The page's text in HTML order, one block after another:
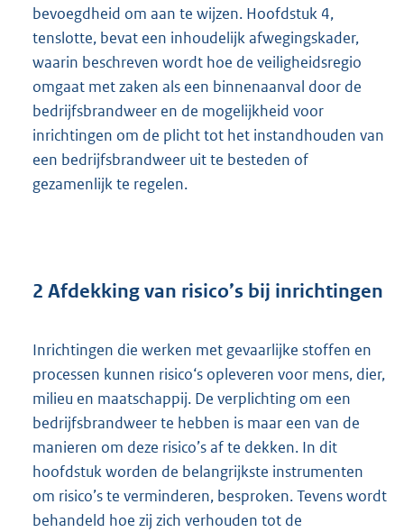
bevoegdheid om aan te wijzen. Hoofdstuk 4,
tenslotte, bevat een inhoudelijk afwegingskader,
waarin beschreven wordt hoe de veiligheidsregio
omgaat met zaken als een binnenaanval door de
bedrijfsbrandweer en de mogelijkheid voor
inrichtingen om de plicht tot het instandhouden van
een bedrijfsbrandweer uit te besteden of
gezamenlijk te regelen.
2 Afdekking van risico’s bij inrichtingen
Inrichtingen die werken met gevaarlijke stoffen en
processen kunnen risico‘s opleveren voor mens, dier,
milieu en maatschappij. De verplichting om een
bedrijfsbrandweer te hebben is maar een van de
manieren om deze risico’s af te dekken. In dit
hoofdstuk worden de belangrijkste instrumenten
om risico’s te verminderen, besproken. Tevens wordt
behandeld hoe zij zich verhouden tot de